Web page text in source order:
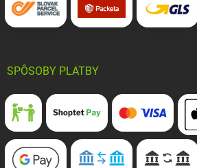
SPÔSOBY PLATBY